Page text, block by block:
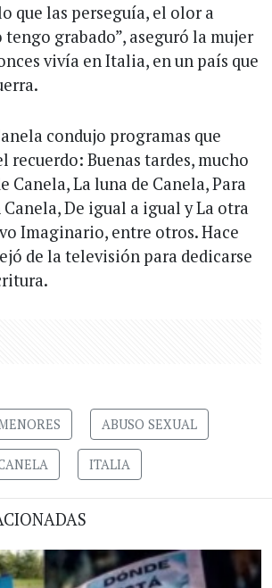
que las perseguía, el olor a
grabado”, aseguró la mujer
vivía en Italia, en un país que
condujo programas que
recuerdo: Buenas tardes, mucho
Canela, La luna de Canela, Para
Canela, De igual a igual y La otra
Imaginario, entre otros. Hace
de la televisión para dedicarse
ABUSO SEXUAL
ITALIA